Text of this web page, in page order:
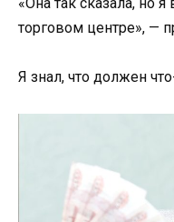
торговом центре», —
Я знал, что должен